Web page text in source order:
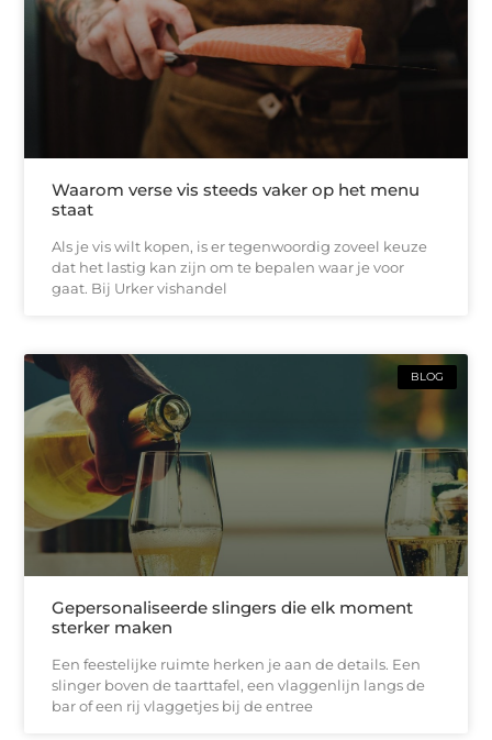
Waarom verse vis steeds vaker op het menu
staat
Als je vis wilt kopen, is er tegenwoordig zoveel keuze
dat het lastig kan zijn om te bepalen waar je voor
gaat. Bij Urker vishandel
BLOG
Gepersonaliseerde slingers die elk moment
sterker maken
Een feestelijke ruimte herken je aan de details. Een
slinger boven de taarttafel, een vlaggenlijn langs de
bar of een rij vlaggetjes bij de entree